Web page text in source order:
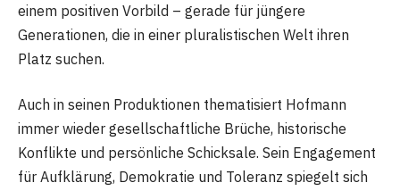
einem positiven Vorbild – gerade für jüngere
Generationen, die in einer pluralistischen Welt ihren
Platz suchen.
Auch in seinen Produktionen thematisiert Hofmann
immer wieder gesellschaftliche Brüche, historische
Konflikte und persönliche Schicksale. Sein Engagement
für Aufklärung, Demokratie und Toleranz spiegelt sich